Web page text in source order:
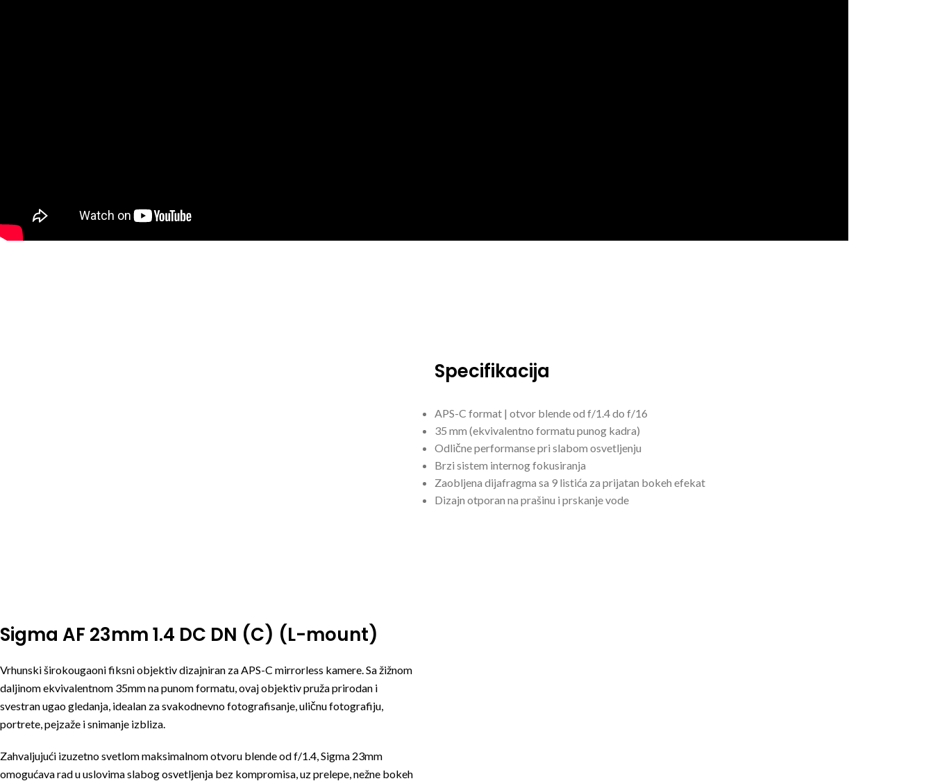
Specifikacija
APS-C format | otvor blende od f/1.4 do f/16
35 mm (ekvivalentno formatu punog kadra)
Odlične performanse pri slabom osvetljenju
Brzi sistem internog fokusiranja
Zaobljena dijafragma sa 9 listića za prijatan bokeh efekat
Dizajn otporan na prašinu i prskanje vode
Sigma AF 23mm 1.4 DC DN (C) (L-mount)
Vrhunski širokougaoni fiksni objektiv dizajniran za APS-C mirrorless kamere. Sa žižnom
daljinom ekvivalentnom 35mm na punom formatu, ovaj objektiv pruža prirodan i
svestran ugao gledanja, idealan za svakodnevno fotografisanje, uličnu fotografiju,
portrete, pejzaže i snimanje izbliza.
Zahvaljujući izuzetno svetlom maksimalnom otvoru blende od f/1.4, Sigma 23mm
omogućava rad u uslovima slabog osvetljenja bez kompromisa, uz prelepe, nežne bokeh